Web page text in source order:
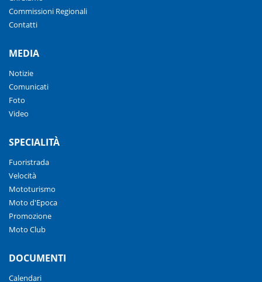
Commissioni Regionali
Contatti
MEDIA
Notizie
Comunicati
Foto
Video
SPECIALITÀ
Fuoristrada
Velocità
Mototurismo
Moto d'Epoca
Promozione
Moto Club
DOCUMENTI
Calendari